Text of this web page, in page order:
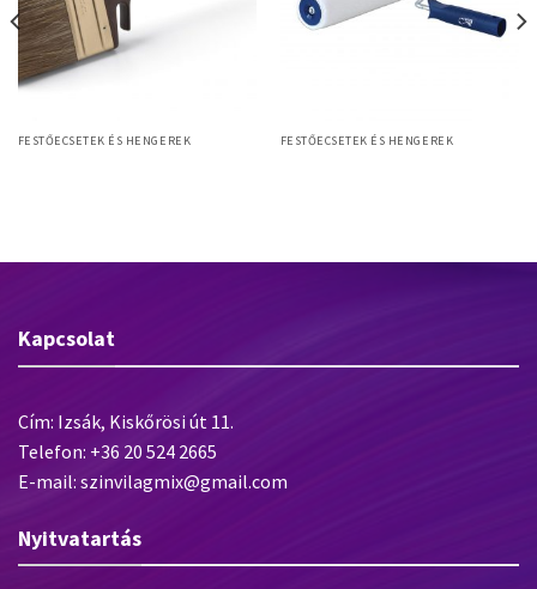
FESTŐECSETEK ÉS HENGEREK FESTŐECSETEK ÉS HENGEREK
Kapcsolat
Cím: Izsák, Kiskőrösi út 11.
Telefon: +36 20 524 2665
E-mail: szinvilagmix@gmail.com
Nyitvatartás